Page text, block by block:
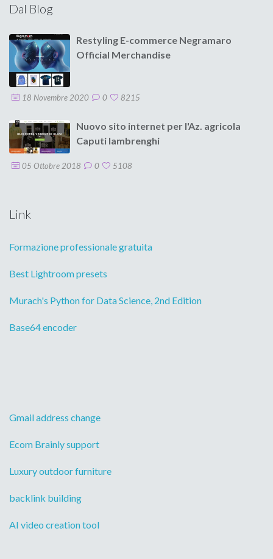
Dal Blog
Restyling E-commerce Negramaro
Official Merchandise
18 Novembre 2020 0 8215
Nuovo sito internet per l'Az. agricola
Caputi Iambrenghi
05 Ottobre 2018 0 5108
Link
Formazione professionale gratuita
Best Lightroom presets
Murach's Python for Data Science, 2nd Edition
Base64 encoder
Gmail address change
Ecom Brainly support
Luxury outdoor furniture
backlink building
AI video creation tool